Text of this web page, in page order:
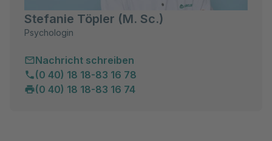
Stefanie Töpler (M. Sc.)
Psychologin
Nachricht schreiben
(0 40) 18 18-83 16 78
(0 40) 18 18-83 16 74